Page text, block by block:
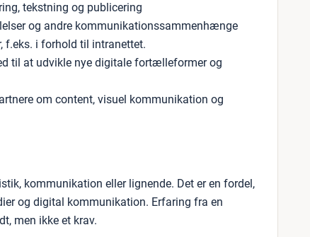
tekstning og publicering
og andre kommunikationssammenhænge
f.eks. i forhold til intranettet.
til at udvikle nye digitale fortælleformer og
om content, visuel kommunikation og
kommunikation eller lignende. Det er en fordel,
og digital kommunikation. Erfaring fra en
men ikke et krav.